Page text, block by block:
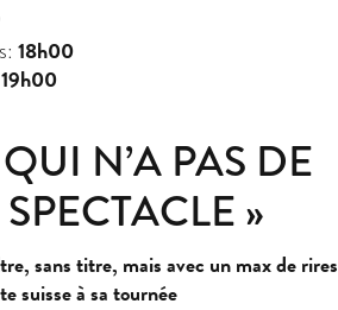
18h00
19h00
N’A PAS DE
»
sans titre, mais avec un max de rires
suisse à sa tournée